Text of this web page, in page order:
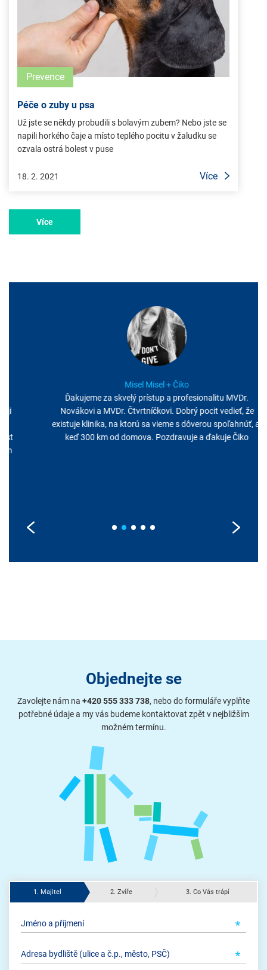
Prevence
Péče o zuby u psa
Už jste se někdy probudili s bolavým zubem? Nebo jste se
napili horkého čaje a místo teplého pocitu v žaludku se
ozvala ostrá bolest v puse
18. 2. 2021 Více
Více
Misel Misel + Čiko
Ďakujeme za skvelý prístup a profesionalitu MVDr.
Novákovi a MVDr. Čtvrtníčkovi. Dobrý pocit vedieť, že
existuje klinika, na ktorú sa vieme s dôverou spoľahnúť, aj
keď 300 km od domova. Pozdravuje a ďakuje Čiko
Objednejte se
Zavolejte nám na +420 555 333 738, nebo do formuláře vyplňte
potřebné údaje a my vás budeme kontaktovat zpět v nejbližším
možném termínu.
1. Majitel 2. Zvíře 3. Co Vás trápí